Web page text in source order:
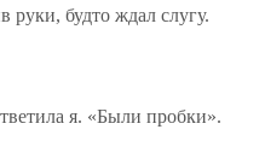
руки, будто ждал слугу.
я. «Были пробки».